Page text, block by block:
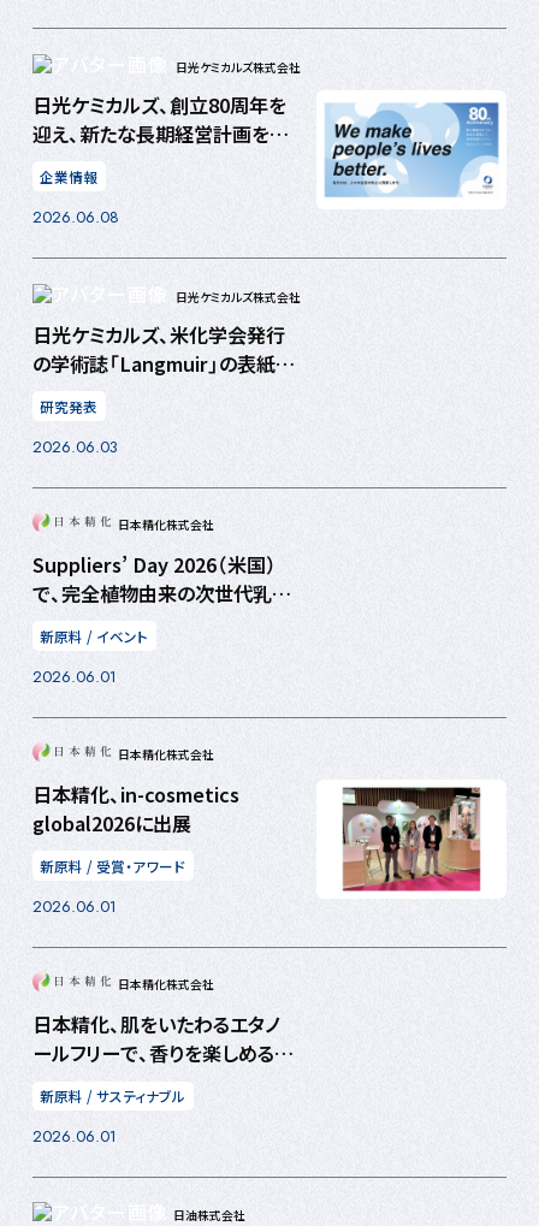
⽇光ケミカルズ株式会社
日光ケミカルズ、創立80周年を
迎え、新たな長期経営計画をス
企業情報
2026.06.08
⽇光ケミカルズ株式会社
日光ケミカルズ、米化学会発行
の学術誌「Langmuir」の表紙
飾る～バイオサーファクタントに
よるニキビ原因菌バイオフィルム
～
研究発表
2026.06.03
日本精化株式会社
Suppliers’ Day 2026（米国）
で、完全植物由来の次世代乳化
新原料 / イベント
2026.06.01
日本精化株式会社
日本精化、in-cosmetics
global2026に出展
新原料 / 受賞・アワード
2026.06.01
日本精化株式会社
日本精化、肌をいたわるエタノ
ールフリーで、香りを楽しめる
Phytocompo™-PP」処方を開
発
新原料 /サスティナブル
2026.06.01
日油株式会社